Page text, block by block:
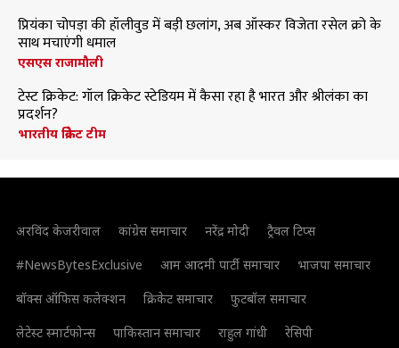
प्रियंका चोपड़ा की हॉलीवुड में बड़ी छलांग, अब ऑस्कर विजेता रसेल क्रो के
साथ मचाएंगी धमाल
एसएस राजामौली
टेस्ट क्रिकेट: गॉल क्रिकेट स्टेडियम में कैसा रहा है भारत और श्रीलंका का
प्रदर्शन?
भारतीय क्रिकेट टीम
अरविंद केजरीवाल कांग्रेस समाचार नरेंद्र मोदी
ट्रैवल टिप्स
#NewsBytesExclusive
आम आदमी पार्टी समाचार
भाजपा समाचार
बॉक्स ऑफिस कलेक्शन
क्रिकेट समाचार
फुटबॉल समाचार
लेटेस्ट स्मार्टफोन्स
पाकिस्तान समाचार राहुल गांधी रेसिपी